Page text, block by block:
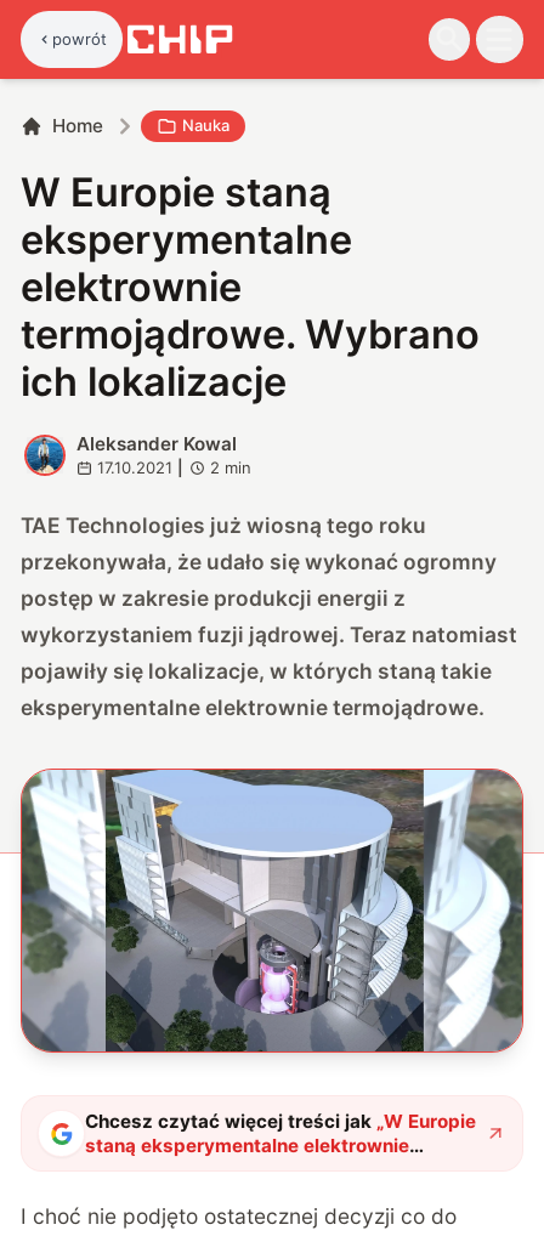
powrót
Home Nauka
W Europie staną
eksperymentalne
elektrownie
termojądrowe. Wybrano
ich lokalizacje
A
Aleksander Kowal
17.10.2021 2 min
TAE Technologies już wiosną tego roku
przekonywała, że udało się wykonać ogromny
postęp w zakresie produkcji energii z
wykorzystaniem fuzji jądrowej. Teraz natomiast
pojawiły się lokalizacje, w których staną takie
eksperymentalne elektrownie termojądrowe.
Chcesz czytać więcej treści jak „W Europie
staną eksperymentalne elektrownie
termojądrowe. Wybrano ich lokalizacje"?
I choć nie podjęto ostatecznej decyzji co do